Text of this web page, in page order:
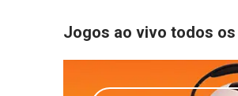
Jogos ao vivo todos